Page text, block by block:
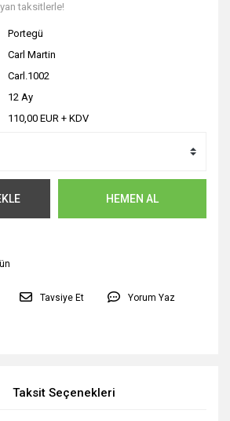
taksitlerle!
Portegü
Carl Martin
Carl.1002
12 Ay
110,00 EUR + KDV
HEMEN AL
Tavsiye Et Yorum Yaz
Taksit Seçenekleri